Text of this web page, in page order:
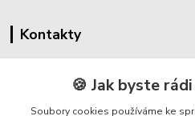
Kontakty
🛡️ Zákaznická podpora
🍪 Jak byste
Soubory cookies používáme ke